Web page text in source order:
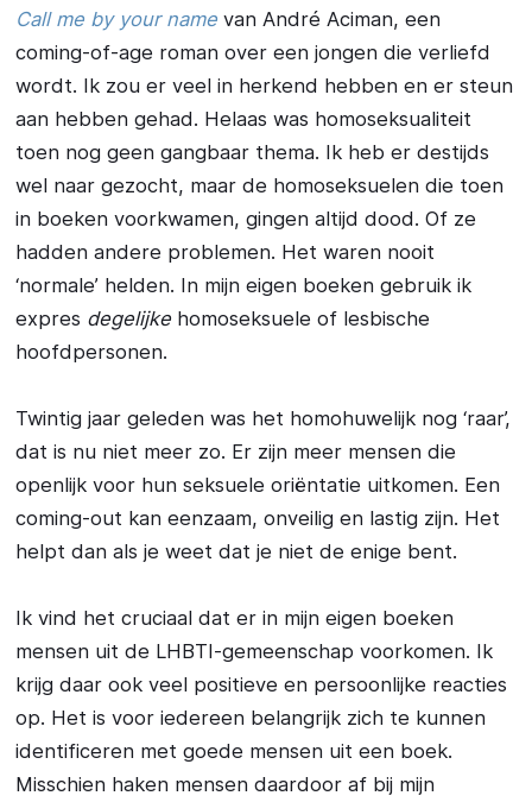
Call me by your name van André Aciman, een
coming-of-age roman over een jongen die verliefd
wordt. Ik zou er veel in herkend hebben en er steun
aan hebben gehad. Helaas was homoseksualiteit
toen nog geen gangbaar thema. Ik heb er destijds
wel naar gezocht, maar de homoseksuelen die toen
in boeken voorkwamen, gingen altijd dood. Of ze
hadden andere problemen. Het waren nooit
‘normale’ helden. In mijn eigen boeken gebruik ik
expres degelijkehomoseksuele of lesbische
hoofdpersonen.
Twintig jaar geleden was het homohuwelijk nog ‘raar’,
dat is nu niet meer zo. Er zijn meer mensen die
openlijk voor hun seksuele oriëntatie uitkomen. Een
coming-out kan eenzaam, onveilig en lastig zijn. Het
helpt dan als je weet dat je niet de enige bent.
Ik vind het cruciaal dat er in mijn eigen boeken
mensen uit de LHBTI-gemeenschap voorkomen. Ik
krijg daar ook veel positieve en persoonlijke reacties
op. Het is voor iedereen belangrijk zich te kunnen
identificeren met goede mensen uit een boek.
Misschien haken mensen daardoor af bij mijn